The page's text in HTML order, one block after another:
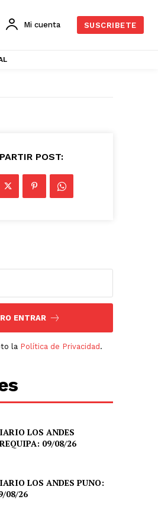
Mi cuenta SUSCRIBETE
POST:
ENTRAR
la Política de Privacidad .
LOS ANDES
09/08/26
LOS ANDES PUNO:
08/26